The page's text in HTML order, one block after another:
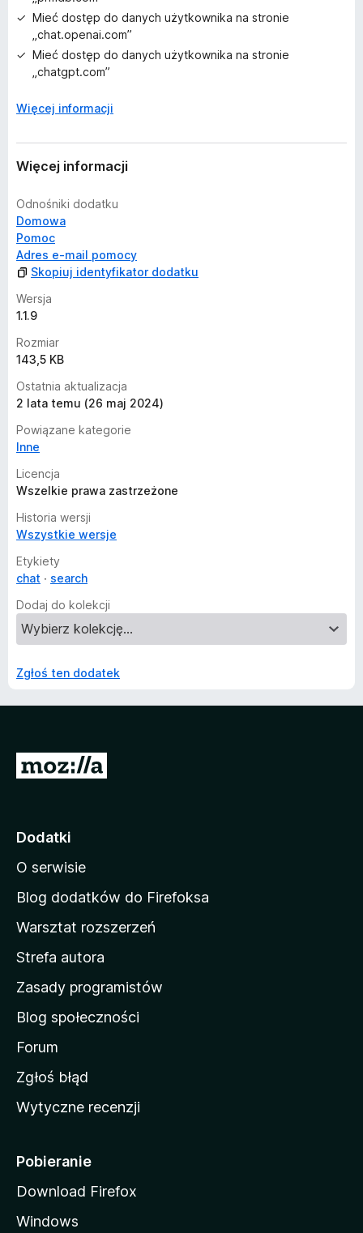
Mieć dostęp do danych użytkownika na stronie
„chat.openai.com”
Mieć dostęp do danych użytkownika na stronie
„chatgpt.com”
Więcej informacji
Więcej informacji
Odnośniki dodatku
Domowa
Pomoc
Adres e-mail pomocy
Skopiuj identyfikator dodatku
Wersja
1.1.9
Rozmiar
143,5 KB
Ostatnia aktualizacja
2 lata temu (26 maj 2024)
Powiązane kategorie
Inne
Licencja
Wszelkie prawa zastrzeżone
Historia wersji
Wszystkie wersje
Etykiety
chat
search
Dodaj do kolekcji
Zgłoś ten dodatek
S
o
a
d
m
o
w
M
o
z
l
i
Dodatki
O serwisie
Blog dodatków do Firefoksa
Warsztat rozszerzeń
Strefa autora
Zasady programistów
Blog społeczności
Forum
Zgłoś błąd
Wytyczne recenzji
Pobieranie
Download Firefox
Windows